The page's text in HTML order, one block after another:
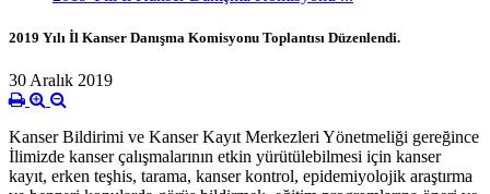
2019 Yılı İl Kanser Danışma Komisyonu Toplantısı Düzenlendi.
30 Aralık 2019
Kanser Bildirimi ve Kanser Kayıt Merkezleri Yönetmeliği gereğince
İlimizde kanser çalışmalarının etkin yürütülebilmesi için kanser
kayıt, erken teşhis, tarama, kanser kontrol, epidemiyolojik araştırma